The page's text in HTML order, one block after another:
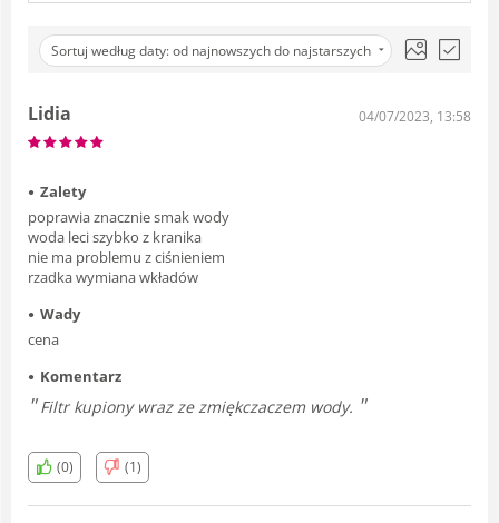
Sortuj według daty: od najnowszych do najstarszych
Lidia 04/07/2023, 13:58
Zalety
poprawia znacznie smak wody
woda leci szybko z kranika
nie ma problemu z ciśnieniem
rzadka wymiana wkładów
Wady
cena
Komentarz
Filtr kupiony wraz ze zmiękczaczem wody.
(0) (1)